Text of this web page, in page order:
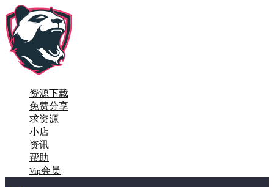
资源下载
免费分享
求资源
小店
资讯
帮助
Vip会员